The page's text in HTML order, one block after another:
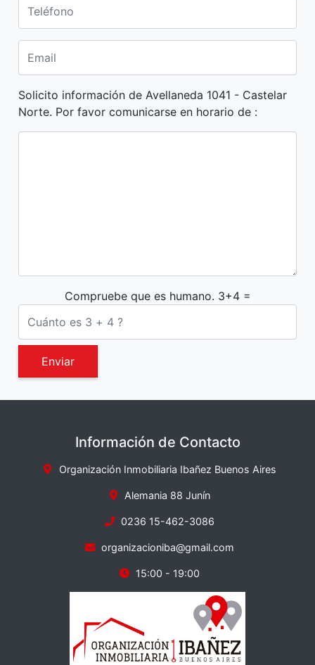
Solicito información de Avellaneda 1041 - Castelar
Norte. Por favor comunicarse en horario de :
Compruebe que es humano. 3+4 =
Enviar
Información de Contacto
Organización Inmobiliaria Ibañez Buenos Aires
Alemania 88 Junín
0236 15-462-3086
organizacioniba@gmail.com
15:00 - 19:00